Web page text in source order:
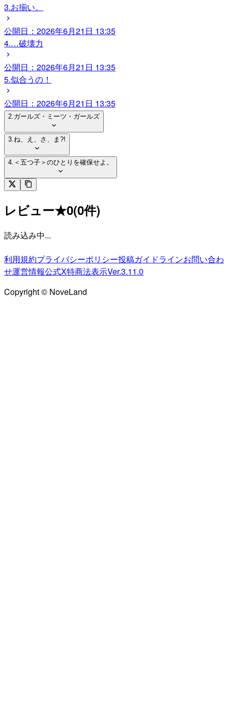
3.お揃い。
公開日： 2026年6月21日 13:35
4.…破壊力
公開日： 2026年6月21日 13:35
5.似合うの！
公開日： 2026年6月21日 13:35
2.ガールズ・ミーツ・ガールズ
3.ね、え、さ、ま?!
4.＜五つ子＞のひとりを確保せよ。
レビュー★0(0件)
読み込み中...
利用規約プライバシーポリシー投稿ガイドラインお問い合わ
せ運営情報公式X特商法表示Ver.3.11.0
Copyright © NoveLand